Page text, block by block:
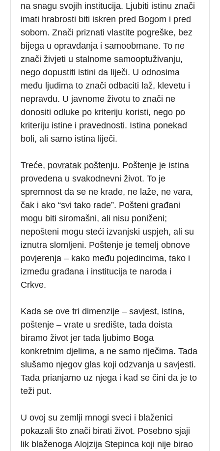
na snagu svojih institucija. Ljubiti istinu znači
imati hrabrosti biti iskren pred Bogom i pred
sobom. Znači priznati vlastite pogreške, bez
bijega u opravdanja i samoobmane. To ne
znači živjeti u stalnome samooptuživanju,
nego dopustiti istini da liječi. U odnosima
među ljudima to znači odbaciti laž, klevetu i
nepravdu. U javnome životu to znači ne
donositi odluke po kriteriju koristi, nego po
kriteriju istine i pravednosti. Istina ponekad
boli, ali samo istina liječi.
Treće, povratak poštenju. Poštenje je istina
provedena u svakodnevni život. To je
spremnost da se ne krade, ne laže, ne vara,
čak i ako “svi tako rade”. Pošteni građani
mogu biti siromašni, ali nisu poniženi;
nepošteni mogu steći izvanjski uspjeh, ali su
iznutra slomljeni. Poštenje je temelj obnove
povjerenja – kako među pojedincima, tako i
između građana i institucija te naroda i
Crkve.
Kada se ove tri dimenzije – savjest, istina,
poštenje – vrate u središte, tada doista
biramo život jer tada ljubimo Boga
konkretnim djelima, a ne samo riječima. Tada
slušamo njegov glas koji odzvanja u savjesti.
Tada prianjamo uz njega i kad se čini da je to
teži put.
U ovoj su zemlji mnogi sveci i blaženici
pokazali što znači birati život. Posebno sjaji
lik blaženoga Alojzija Stepinca koji nije birao